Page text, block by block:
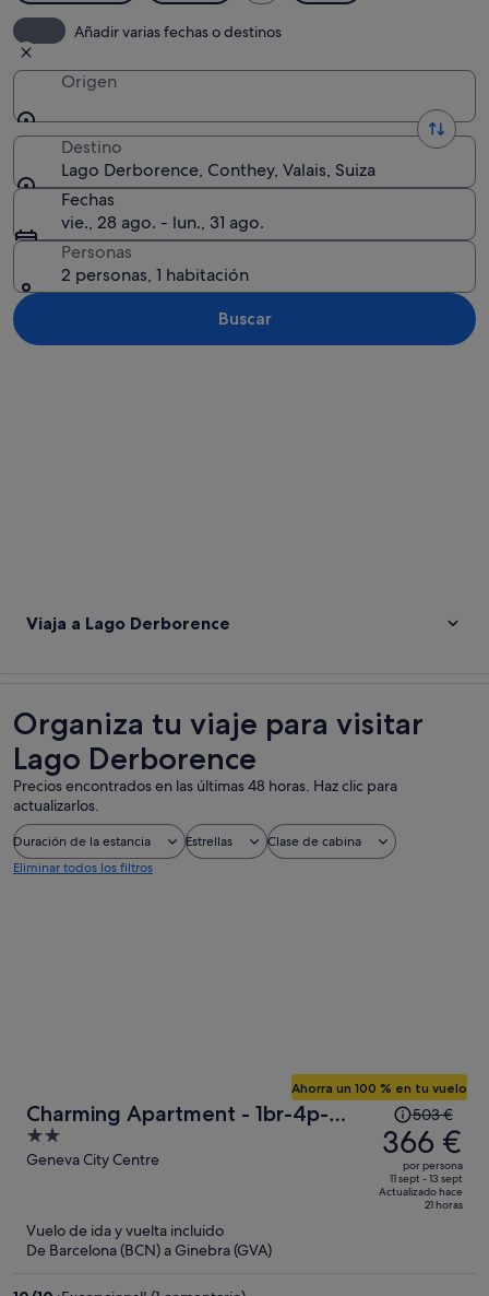
Añadir varias fechas o destinos
Origen
Destino
Lago Derborence, Conthey, Valais, Suiza
Fechas
vie., 28 ago. - lun., 31 ago.
Personas
2 personas, 1 habitación
Buscar
Viaja a Lago Derborence
Organiza tu viaje para visitar
Lago Derborence
Precios encontrados en las últimas 48 horas. Haz clic para
actualizarlos.
Duración de la estancia Estrellas
Clase de cabina
Eliminar todos los filtros
Charming Apartment - 1br-4p-
Geneva
2
out
Geneva City Centre
Ahorra un 100 % en tu vuelo
El
precio
era
de
503 €,
503 €
366 €
por persona
11 sept - 13 sept
Actualizado hace
21 horas
Vuelo de ida y vuelta incluido
De Barcelona (BCN) a Ginebra (GVA)